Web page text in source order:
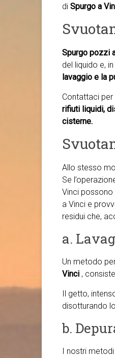
di Spurgo a
Spurgo pozzi
del liquido e,
lavaggio e la
Contattaci
rifiuti liquidi,
cisterne.
Allo stesso
Se
Vinci possono
a Vinci e
residui che,
a.
Un metodo
Vinci ,
Il getto,
disotturando lo
b.
I nostri